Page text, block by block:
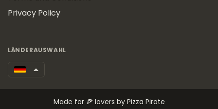
Privacy Policy
LÄNDERAUSWAHL
Made for 🍕 lovers by Pizza Pirate